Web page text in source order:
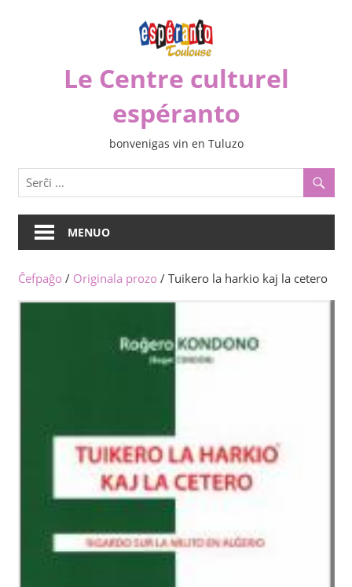
Le Centre culturel
espéranto
bonvenigas vin en Tuluzo
MENUO
Ĉefpaĝo / Originala prozo / Tuikero la harkio kaj la cetero